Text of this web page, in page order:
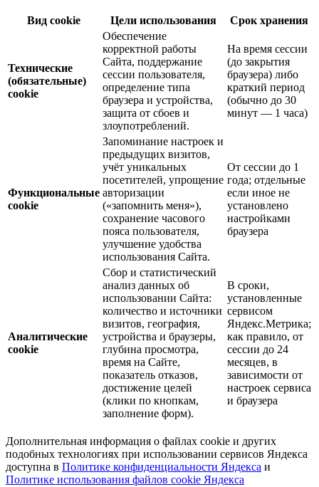
Вид cookie Цели использования Срок хранения
Технические
(обязательные)
cookie
Обеспечение
корректной работы
Сайта, поддержание
сессии пользователя,
определение типа
браузера и устройства,
защита от сбоев и
злоупотреблений.
На время сессии
(до закрытия
браузера) либо
краткий период
(обычно до 30
минут — 1 часа)
Функциональные
cookie
Запоминание настроек и
предыдущих визитов,
учёт уникальных
посетителей, упрощение
авторизации
(«запомнить меня»),
сохранение часового
пояса пользователя,
улучшение удобства
использования Сайта.
От сессии до 1
года; отдельные
если иное не
установлено
настройками
браузера
Аналитические
cookie
Сбор и статистический
анализ данных об
использовании Сайта:
количество и источники
визитов, география,
устройства и браузеры,
глубина просмотра,
время на Сайте,
показатель отказов,
достижение целей
(клики по кнопкам,
заполнение форм).
В сроки,
установленные
сервисом
Яндекс.Метрика;
как правило, от
сессии до 24
месяцев, в
зависимости от
настроек сервиса
и браузера
Дополнительная информация о файлах cookie и других
подобных технологиях при использовании сервисов Яндекса
доступна в Политике конфиденциальности Яндекса и
Политике использования файлов cookie Яндекса